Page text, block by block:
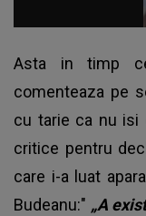
Asta in timp
comenteaza pe
cu tarie ca nu isi
critice pentru
care i-a luat
Budeanu:" „A